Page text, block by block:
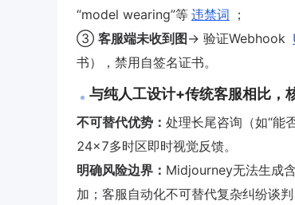
“model wearing”等 违禁词 ；
③ 客服端未收到图 → 验证Webhook
书），禁用自签名证书。
与纯人工设计+传统客服相比，
不可替代优势： 处理长尾咨询（如“能
24×7多时区即时视觉反馈。
明确风险边界： Midjourney无法生成
加；客服自动化不可替代复杂纠纷谈